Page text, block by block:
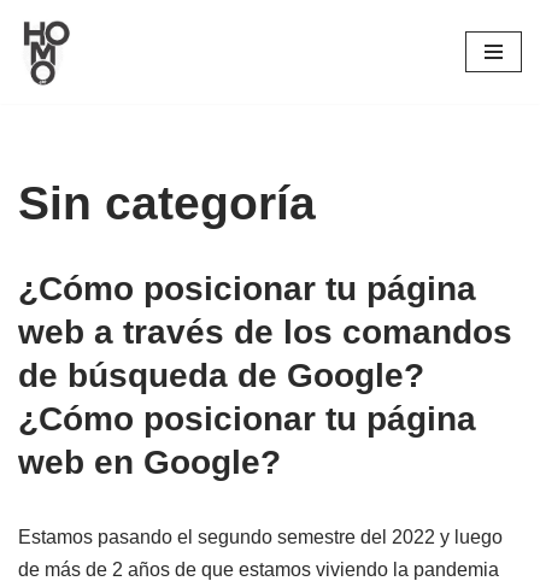
Saltar
Sin categoría
¿Cómo posicionar tu página
web a través de los comandos
de búsqueda de Google?
¿Cómo posicionar tu página
web en Google?
Estamos pasando el segundo semestre del 2022 y luego
de más de 2 años de que estamos viviendo la pandemia